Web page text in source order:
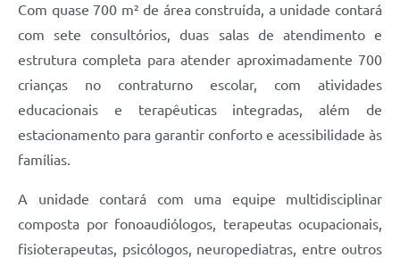
Com quase 700 m² de área construída, a unidade contará
com sete consultórios, duas salas de atendimento e
estrutura completa para atender aproximadamente 700
crianças no contraturno escolar, com atividades
educacionais e terapêuticas integradas, além de
estacionamento para garantir conforto e acessibilidade às
famílias.
A unidade contará com uma equipe multidisciplinar
composta por fonoaudiólogos, terapeutas ocupacionais,
fisioterapeutas, psicólogos, neuropediatras, entre outros